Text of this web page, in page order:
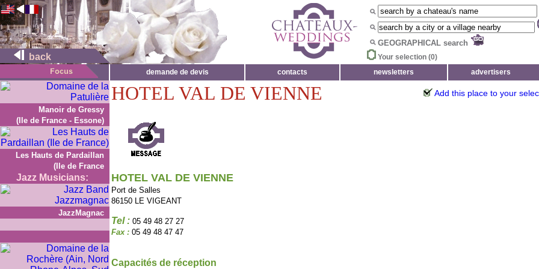
back
GEOGRAPHICAL search
Your selection (0)
demande de devis
contacts newsletters advertisers
Manoir de Gressy
(Ile de France - Essone)
Les Hauts de Pardaillan
(Ile de France
Jazz Musicians:
JazzMagnac
HOTEL VAL DE VIENNE Add this place to your
HOTEL VAL DE VIENNE
Port de Salles
86150 LE VIGEANT
Tel : 05 49 48 27 27
Fax : 05 49 48 47 47
Capacités de réception